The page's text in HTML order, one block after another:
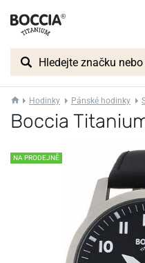
Hodinky Pánské hodinky
Boccia
NA PRODEJNĚ